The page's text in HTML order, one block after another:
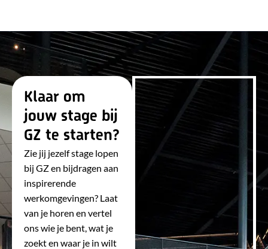
Klaar om
jouw stage bij
GZ te starten?
Zie jij jezelf stage lopen
bij GZ en bijdragen aan
inspirerende
werkomgevingen? Laat
van je horen en vertel
ons wie je bent, wat je
zoekt en waar je in wilt